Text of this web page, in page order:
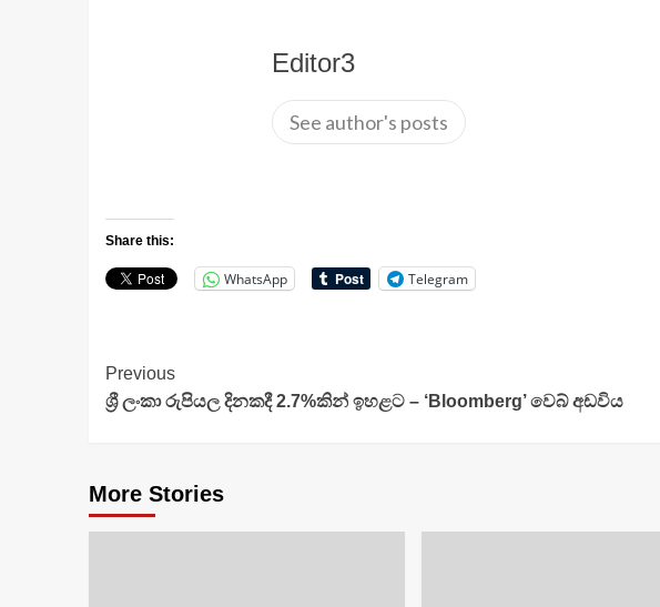
Editor3
See author's posts
Share this:
WhatsApp Telegram
Continue
Reading
Previous
ශ්‍රී ලංකා රුපියල දිනකදී 2.7%කින් ඉහළට – ‘Bloomberg’ වෙබ් අඩවිය
More Stories